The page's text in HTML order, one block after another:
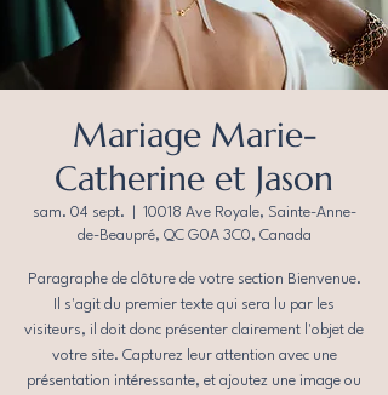
Mariage Marie-
Catherine et Jason
sam. 04 sept.
10018 Ave Royale, Sainte-Anne-
de-Beaupré, QC G0A 3C0, Canada
Paragraphe de clôture de votre section Bienvenue.
Il s'agit du premier texte qui sera lu par les
visiteurs, il doit donc présenter clairement l'objet de
votre site. Capturez leur attention avec une
présentation intéressante, et ajoutez une image ou